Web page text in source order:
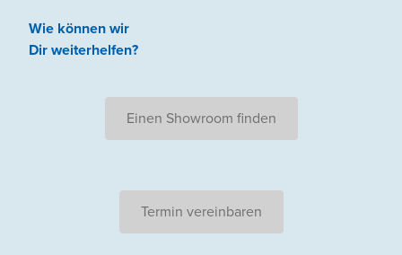
Wie können wir
Dir weiterhelfen?
Einen Showroom finden
Termin vereinbaren